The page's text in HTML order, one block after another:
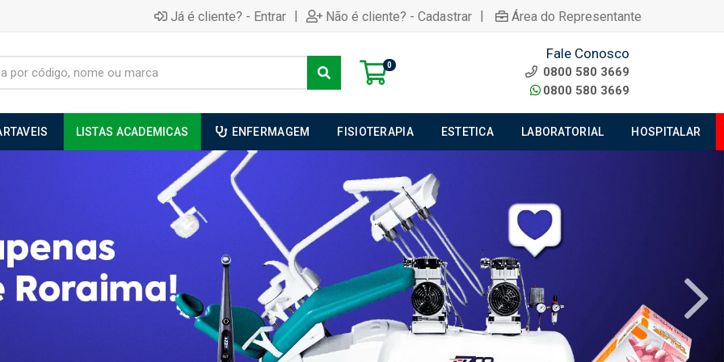
Já é cliente? - Entrar | Não é cliente? - Cadastrar | Área do Representante
0
Fale Conosco
0800 580 3669
0800 580 3669
LISTAS ACADEMICAS ENFERMAGEM FISIOTERAPIA ESTETICA LABORATORIAL HOSPITALAR